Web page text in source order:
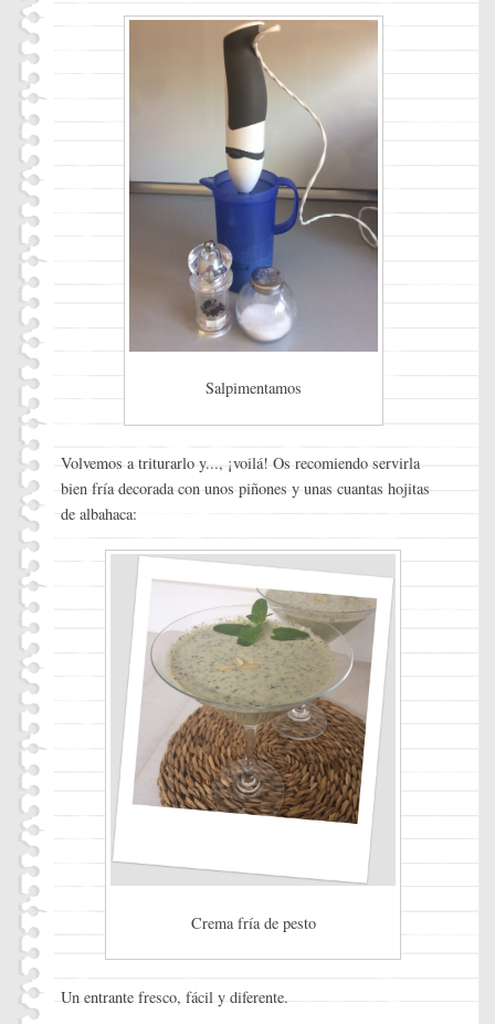
Salpimentamos
Volvemos a triturarlo y..., ¡voilá! Os recomiendo servirla
bien fría decorada con unos piñones y unas cuantas hojitas
de albahaca:
Crema fría de pesto
Un entrante fresco, fácil y diferente.